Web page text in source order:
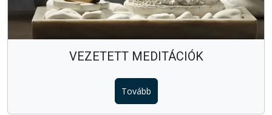
VEZETETT MEDITÁCIÓK
Tovább